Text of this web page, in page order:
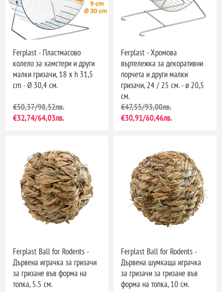
Ferplast - Пластмасово
колело за хамстери и други
малки гризачи, 18 x h 31,5
cm - Ø 30,4 см.
€50,37/98,52лв.
€32,74/64,03лв.
Ferplast - Хромова
въртележка за декоративни
порчета и други малки
гризачи, 24 / 25 см. - ø 20,5
см.
€47,55/93,00лв.
€30,91/60,46лв.
Ferplast Ball for Rodents -
Дървена играчка за гризачи
за гризане във форма на
топка, 5.5 см.
Ferplast Ball for Rodents -
Дървена шумкаща играчка
за гризачи за гризане във
форма на топка, 10 см.